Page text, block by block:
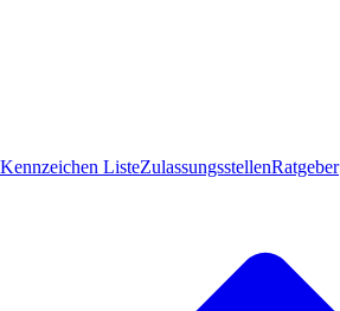
Kennzeichen ListeZulassungsstellenRatgeber